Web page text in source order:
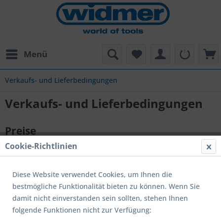
Menü
Verkaufs- und Lieferbedingungen
Verkaufs- und Lieferbedingungen
Preise
Die Verkaufsrichtpreise (Katalogpreise) sind inklusive
Mehrwertsteuer. In den Nettoeinkaufspreisen des
Wiederverkäufers ist die MWST nicht inbegriffen.
Berechnungsbasis für die MWST ist der Nettowarenwert und
allfällige Versand- und Verpackungsspesen. Die Preise sind
freie Marktpreise, Preisänderungen sind jederzeit ohne
Cookie-Richtlinien
Diese Website verwendet Cookies, um Ihnen die
bestmögliche Funktionalität bieten zu können. Wenn Sie
damit nicht einverstanden sein sollten, stehen Ihnen
folgende Funktionen nicht zur Verfügung: